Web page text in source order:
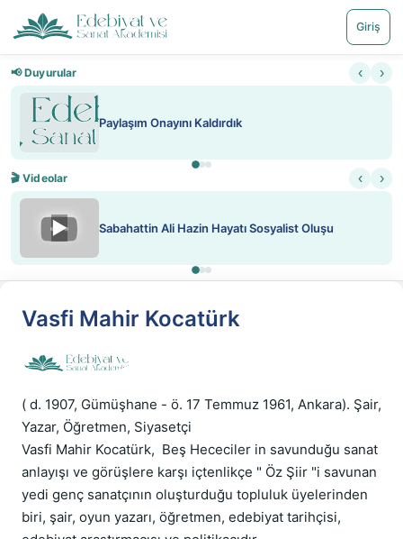
Giriş
📢 Duyurular ‹ ›
Paylaşım Onayını Kaldırdık
🎬 Videolar ‹ ›
▶ Sabahattin Ali Hazin Hayatı Sosyalist Oluşu
Vasfi Mahir Kocatürk
( d. 1907, Gümüşhane - ö. 17 Temmuz 1961, Ankara). Şair,
Yazar, Öğretmen, Siyasetçi
Vasfi Mahir Kocatürk,  Beş Hececiler in savunduğu sanat
anlayışı ve görüşlere karşı içtenlikçe " Öz Şiir "i savunan
yedi genç sanatçının oluşturduğu topluluk üyelerinden
biri, şair, oyun yazarı, öğretmen, edebiyat tarihçisi,